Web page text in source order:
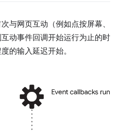
与网页互动（例如点按屏幕、
动事件回调开始运行为止的时
的输入延迟开始。